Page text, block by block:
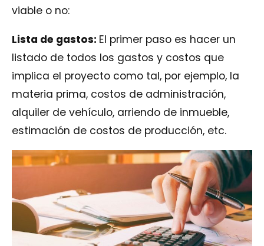
viable o no:
Lista de gastos: El primer paso es hacer un
listado de todos los gastos y costos que
implica el proyecto como tal, por ejemplo, la
materia prima, costos de administración,
alquiler de vehículo, arriendo de inmueble,
estimación de costos de producción, etc.